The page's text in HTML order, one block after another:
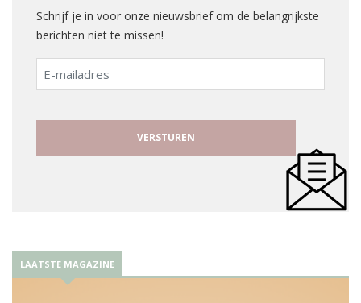
Schrijf je in voor onze nieuwsbrief om de belangrijkste
berichten niet te missen!
E-
mailadres
LAATSTE MAGAZINE